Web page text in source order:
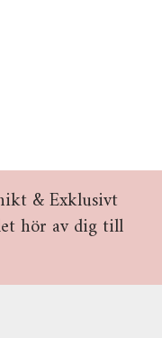
& Exklusivt
hör av dig till